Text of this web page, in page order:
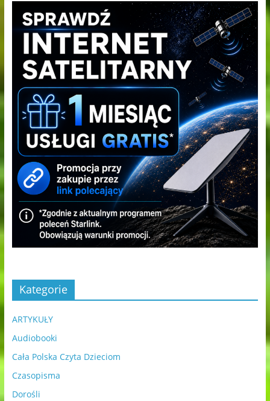
Kategorie
ARTYKUŁY
Audiobooki
Cała Polska Czyta Dzieciom
Czasopisma
Dorośli